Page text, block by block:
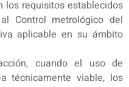
los requisitos establecidos
Control metrológico del
aplicable en su ámbito
cuando el uso de
técnicamente viable, los